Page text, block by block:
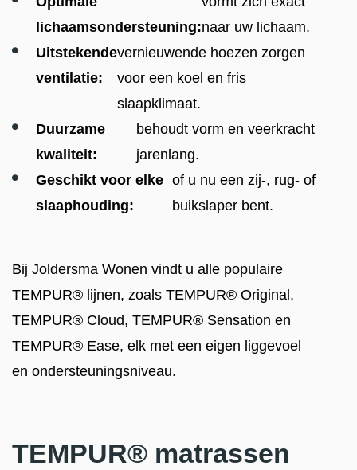
lichaamsondersteuning:naar uw lichaam.
Uitstekende
ventilatie:
vernieuwende hoezen zorgen
voor een koel en fris
slaapklimaat.
Duurzame
kwaliteit:
behoudt vorm en veerkracht
jarenlang.
Geschikt voor elke
slaaphouding:
of u nu een zij-, rug- of
buikslaper bent.
Bij Joldersma Wonen vindt u alle populaire
TEMPUR® lijnen, zoals TEMPUR® Original,
TEMPUR® Cloud, TEMPUR® Sensation en
TEMPUR® Ease, elk met een eigen liggevoel
en ondersteuningsniveau.
TEMPUR® matrassen